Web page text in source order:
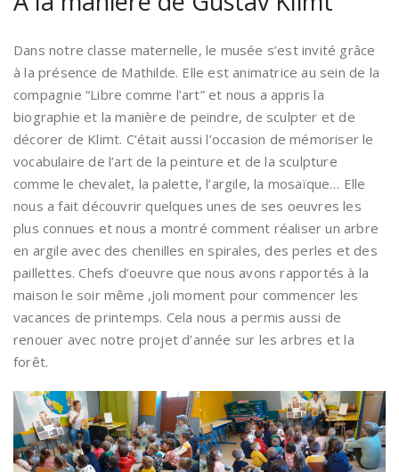
Dans notre classe maternelle, le musée s’est invité grâce
à la présence de Mathilde. Elle est animatrice au sein de la
compagnie “Libre comme l’art” et nous a appris la
biographie et la manière de peindre, de sculpter et de
décorer de Klimt. C’était aussi l’occasion de mémoriser le
vocabulaire de l’art de la peinture et de la sculpture
comme le chevalet, la palette, l’argile, la mosaïque… Elle
nous a fait découvrir quelques unes de ses oeuvres les
plus connues et nous a montré comment réaliser un arbre
en argile avec des chenilles en spirales, des perles et des
paillettes. Chefs d’oeuvre que nous avons rapportés à la
maison le soir même ,joli moment pour commencer les
vacances de printemps. Cela nous a permis aussi de
renouer avec notre projet d’année sur les arbres et la
forêt.